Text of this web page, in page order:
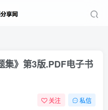
集》第3版.PDF电子书
关注 私信